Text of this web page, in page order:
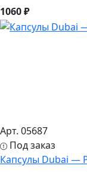
1060 ₽
Арт. 05687
Под заказ
Капсулы Dubai —